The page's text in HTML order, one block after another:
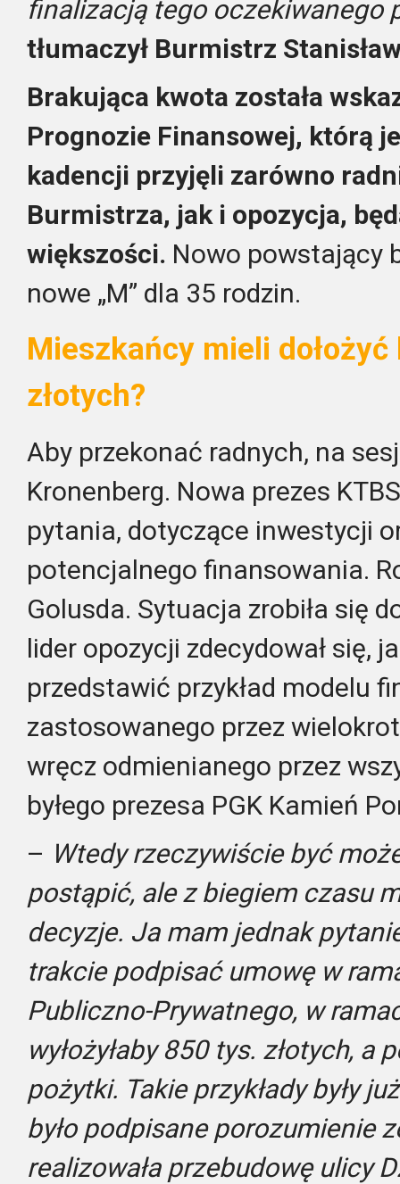
finalizacją tego oczekiwanego
tłumaczył Burmistrz
Brakująca kwota została
Prognozie Finansowej, którą
kadencji przyjęli zarówno
Burmistrza, jak i opozycja,
większości. Nowo powstający
nowe „M” dla 35 rodzin.
Mieszkańcy mieli
złotych?
Aby przekonać radnych, na
Kronenberg. Nowa prezes
pytania, dotyczące inwestycji
potencjalnego finansowania.
Golusda. Sytuacja zrobiła się
lider opozycji zdecydował się,
przedstawić przykład modelu
zastosowanego przez
wręcz odmienianego przez
byłego prezesa PGK Kamień
– Wtedy rzeczywiście być
postąpić, ale z biegiem czasu
decyzje. Ja mam jednak
trakcie podpisać umowę w
Publiczno-Prywatnego, w
wyłożyłaby 850 tys. złotych, a
pożytki. Takie przykłady były
było podpisane porozumienie
realizowała przebudowę ulicy